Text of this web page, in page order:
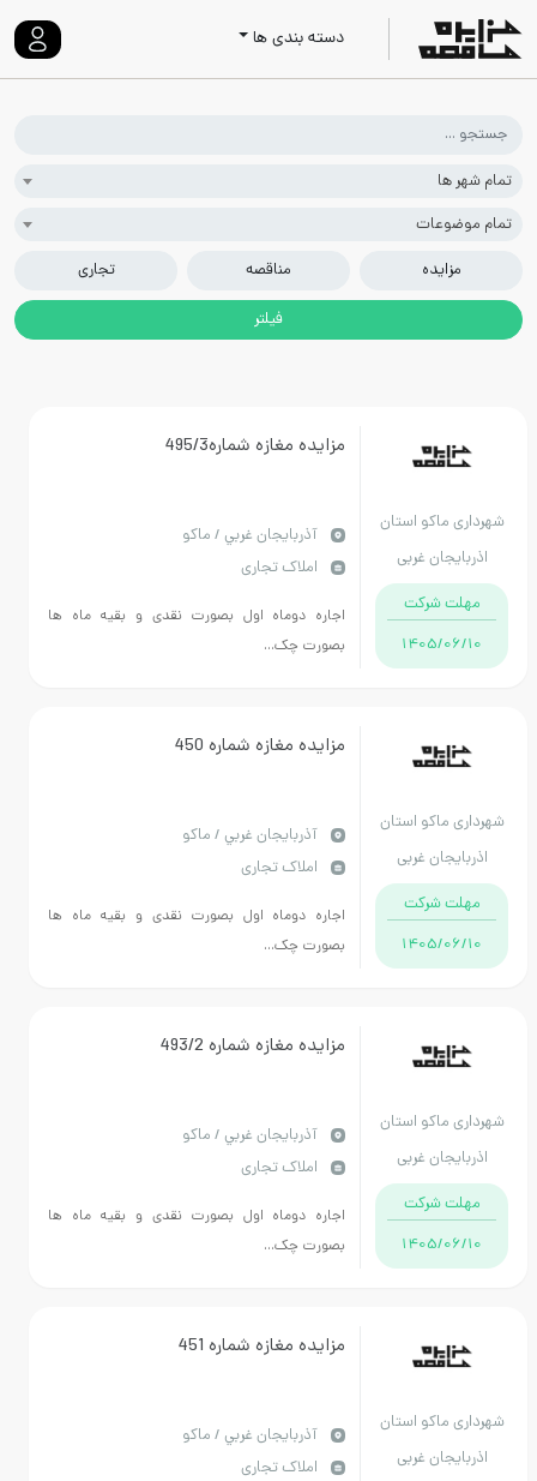
دسته بندی ها
استان
غربی
مزایده مغازه شماره495/3
آذربايجان غربي / ماکو
املاک تجاری
اجاره دوماه اول بصورت نقدی و بقیه ماه ها
بصورت چک...
استان
غربی
مزایده مغازه شماره 450
آذربايجان غربي / ماکو
املاک تجاری
اجاره دوماه اول بصورت نقدی و بقیه ماه ها
بصورت چک...
استان
غربی
مزایده مغازه شماره 493/2
آذربايجان غربي / ماکو
املاک تجاری
اجاره دوماه اول بصورت نقدی و بقیه ماه ها
بصورت چک...
استان
غربی
مزایده مغازه شماره 451
آذربايجان غربي / ماکو
املاک تجاری